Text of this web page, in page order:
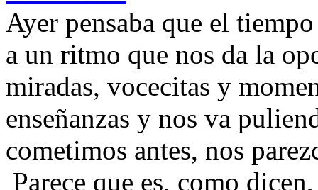
Ayer pensaba que el
a un ritmo que nos da la
miradas, vocecitas y
enseñanzas y nos va
cometimos antes, nos
Parece que es, como